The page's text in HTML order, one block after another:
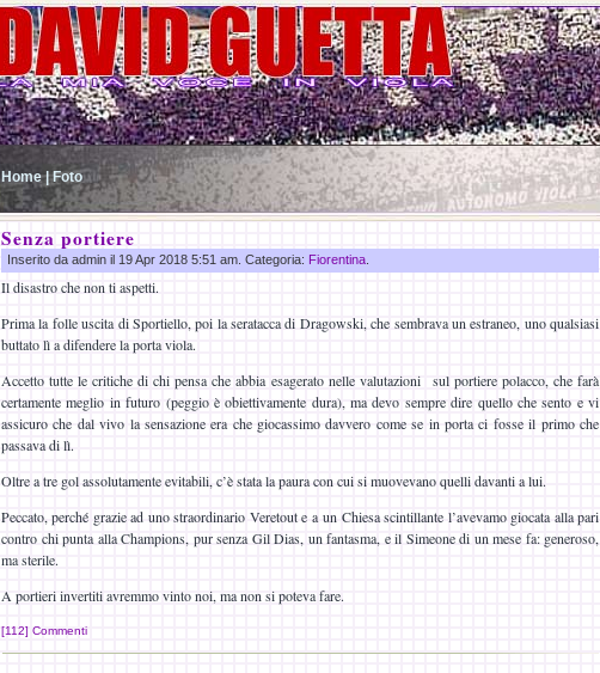
Home | Foto
Senza portiere
Inserito da admin il 19 Apr 2018 5:51 am. Categoria: Fiorentina
Il disastro che non ti aspetti.
Prima la folle uscita di Sportiello, poi la seratacca di Dragowski, che sembrava un estraneo, uno qualsiasi
buttato lì a difendere la porta viola.
Accetto tutte le critiche di chi pensa che abbia esagerato nelle valutazioni sul portiere polacco, che farà
certamente meglio in futuro (peggio è obiettivamente dura), ma devo sempre dire quello che sento e vi
assicuro che dal vivo la sensazione era che giocassimo davvero come se in porta ci fosse il primo che
passava di lì.
Oltre a tre gol assolutamente evitabili, c’è stata la paura con cui si muovevano quelli davanti a lui.
Peccato, perché grazie ad uno straordinario Veretout e a un Chiesa scintillante l’avevamo giocata alla pari
contro chi punta alla Champions, pur senza Gil Dias, un fantasma, e il Simeone di un mese fa: generoso,
ma sterile.
A portieri invertiti avremmo vinto noi, ma non si poteva fare.
[112] Commenti